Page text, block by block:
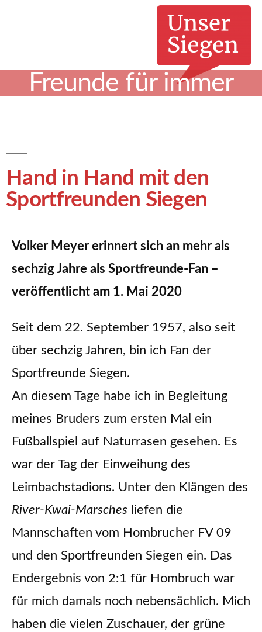
Freunde für immer
Hand in Hand mit den
Sportfreunden Siegen
Volker Meyer erinnert sich an mehr als
sechzig Jahre als Sportfreunde-Fan –
veröffentlicht am 1. Mai 2020
Seit dem 22. September 1957, also seit
über sechzig Jahren, bin ich Fan der
Sportfreunde Siegen.
An diesem Tage habe ich in Begleitung
meines Bruders zum ersten Mal ein
Fußballspiel auf Naturrasen gesehen. Es
war der Tag der Einweihung des
Leimbachstadions. Unter den Klängen des
River-Kwai-Marsches liefen die
Mannschaften vom Hombrucher FV 09
und den Sportfreunden Siegen ein. Das
Endergebnis von 2:1 für Hombruch war
für mich damals noch nebensächlich. Mich
haben die vielen Zuschauer, der grüne